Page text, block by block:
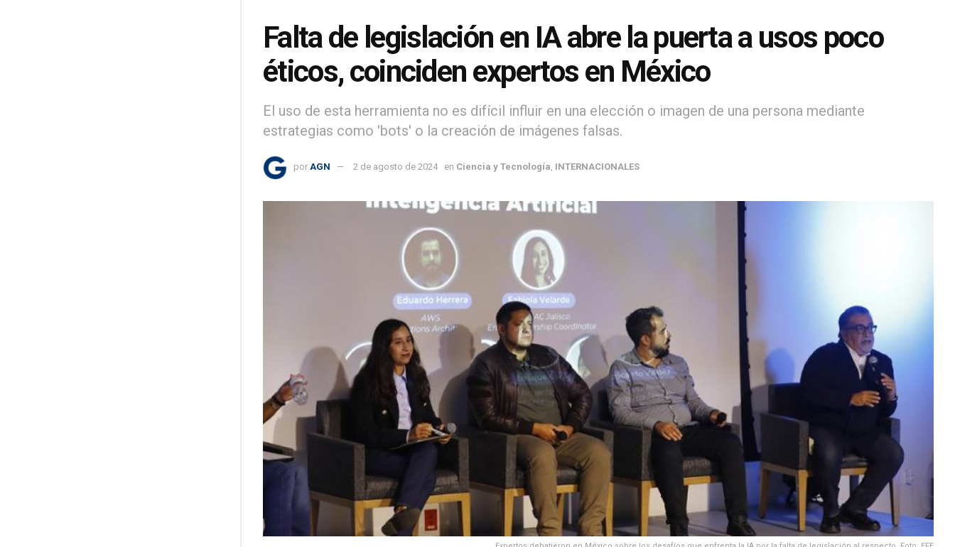
Falta de legislación en IA abre la puerta a usos poco
éticos, coinciden expertos en México
El uso de esta herramienta no es difícil influir en una elección o imagen de una persona mediante
estrategias como 'bots' o la creación de imágenes falsas.
por AGN 2 de agosto de 2024 en Ciencia y Tecnología INTERNACIONALES